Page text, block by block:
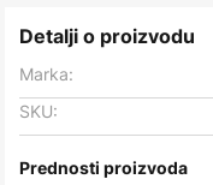
Detalji o proizvodu
Marka:
SKU:
Prednosti proizvoda